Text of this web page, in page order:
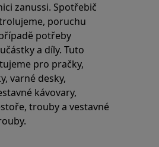
zanussi. Spotřebič
poruchu
potřeby
a díly. Tuto
pro pračky,
varné desky,
kávovary,
trouby a vestavné